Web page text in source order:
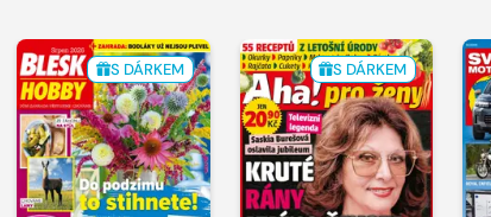
S DÁRKEM S DÁRKEM